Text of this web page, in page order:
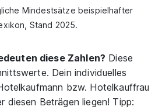
Mindestsätze beispielhafter
Stand 2025.
diese Zahlen? Diese
Dein individuelles
bzw. Hotelkauffrau
diesen Beträgen liegen! Tipp: